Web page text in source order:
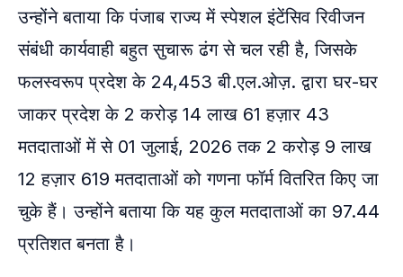
उन्होंने बताया कि पंजाब राज्य में स्पेशल इंटेंसिव रिवीजन
संबंधी कार्यवाही बहुत सुचारू ढंग से चल रही है, जिसके
फलस्वरूप प्रदेश के 24,453 बी.एल.ओज़. द्वारा घर-घर
जाकर प्रदेश के 2 करोड़ 14 लाख 61 हज़ार 43
मतदाताओं में से 01 जुलाई, 2026 तक 2 करोड़ 9 लाख
12 हज़ार 619 मतदाताओं को गणना फॉर्म वितरित किए जा
चुके हैं। उन्होंने बताया कि यह कुल मतदाताओं का 97.44
प्रतिशत बनता है।